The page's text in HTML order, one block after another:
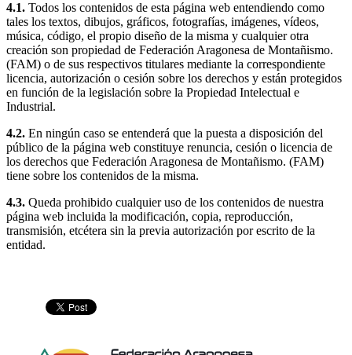
4.1. Todos los contenidos de esta página web entendiendo como
tales los textos, dibujos, gráficos, fotografías, imágenes, vídeos,
música, código, el propio diseño de la misma y cualquier otra
creación son propiedad de Federación Aragonesa de Montañismo.
(FAM) o de sus respectivos titulares mediante la correspondiente
licencia, autorización o cesión sobre los derechos y están protegidos
en función de la legislación sobre la Propiedad Intelectual e
Industrial.
4.2. En ningún caso se entenderá que la puesta a disposición del
público de la página web constituye renuncia, cesión o licencia de
los derechos que Federación Aragonesa de Montañismo. (FAM)
tiene sobre los contenidos de la misma.
4.3. Queda prohibido cualquier uso de los contenidos de nuestra
página web incluida la modificación, copia, reproducción,
transmisión, etcétera sin la previa autorización por escrito de la
entidad.